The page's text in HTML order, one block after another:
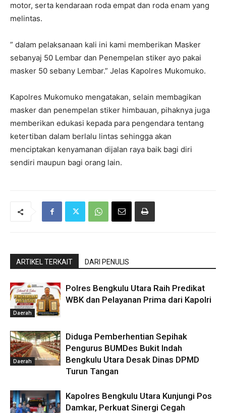
motor, serta kendaraan roda empat dan roda enam yang
melintas.
” dalam pelaksanaan kali ini kami memberikan Masker
sebanyaj 50 Lembar dan Penempelan stiker ayo pakai
masker 50 sebany Lembar.” Jelas Kapolres Mukomuko.
Kapolres Mukomuko mengatakan, selain membagikan
masker dan penempelan stiker himbauan, pihaknya juga
memberikan edukasi kepada para pengendara tentang
ketertiban dalam berlalu lintas sehingga akan
menciptakan kenyamanan dijalan raya baik bagi diri
sendiri maupun bagi orang lain.
ARTIKEL TERKAIT DARI PENULIS
Daerah
Polres Bengkulu Utara Raih Predikat
WBK dan Pelayanan Prima dari Kapolri
Daerah
Diduga Pemberhentian Sepihak
Pengurus BUMDes Bukit Indah
Bengkulu Utara Desak Dinas DPMD
Turun Tangan
Kapolres Bengkulu Utara Kunjungi Pos
Damkar, Perkuat Sinergi Cegah